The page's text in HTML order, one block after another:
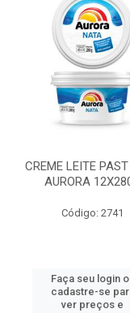
CREME LEITE
AURORA
Código: 2741
Faça seu login
cadastre-se
ver preços e